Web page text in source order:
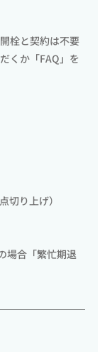
栓と契約は不要
くか「FAQ」を
切り上げ）
場合「繁忙期退